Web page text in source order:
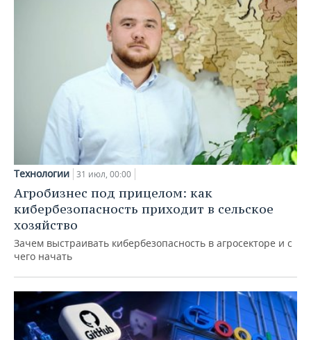
Технологии 31 июл, 00:00
Агробизнес под прицелом: как
кибербезопасность приходит в сельское
хозяйство
Зачем выстраивать кибербезопасность в агросекторе и с
чего начать